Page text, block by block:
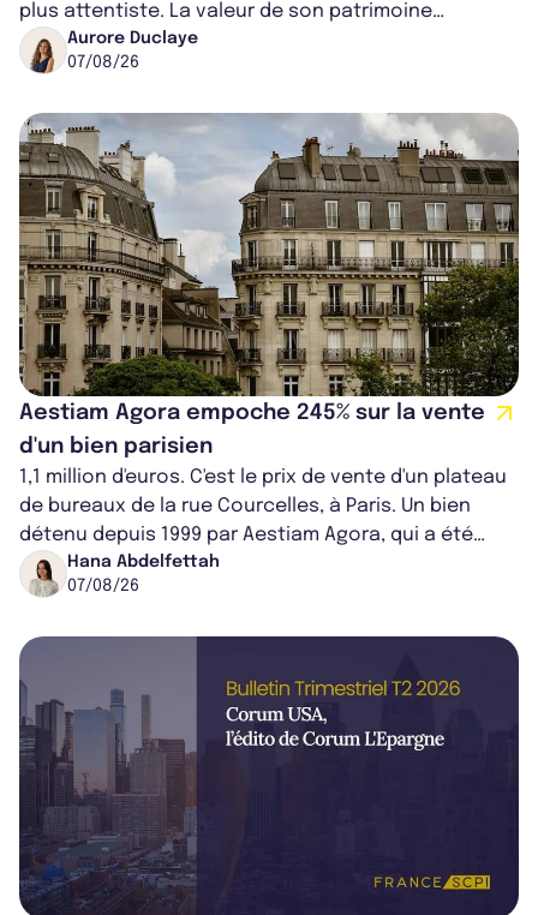
plus attentiste. La valeur de son patrimoine
progresse de 3,8% à périmètre constan...
Aurore Duclaye
07/08/26
Aestiam Agora empoche 245% sur la vente
d'un bien parisien
1,1 million d'euros. C'est le prix de vente d'un plateau
de bureaux de la rue Courcelles, à Paris. Un bien
détenu depuis 1999 par Aestiam Agora, qui a été
cédé avec une plus-value...
Hana Abdelfettah
07/08/26